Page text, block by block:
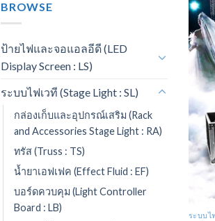
BROWSE
ป้ายไฟและจอแอลอีดี (LED
Display Screen : LS)
ระบบไฟเวที (Stage Light : SL)
กล่องเก็บและอุปกรณ์เสริม (Rack
and Accessories Stage Light : RA)
ทรัส (Truss : TS)
น้ำยาเอฟเฟค (Effect Fluid : EF)
บอร์ดควบคุม (Light Controller
Board : LB)
ระบบไ